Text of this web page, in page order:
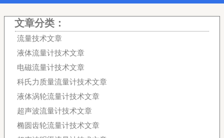
文章分类：
流量技术文章
液体流量计技术文章
电磁流量计技术文章
科氏力质量流量计技术文章
液体涡轮流量计技术文章
超声波流量计技术文章
椭圆齿轮流量计技术文章